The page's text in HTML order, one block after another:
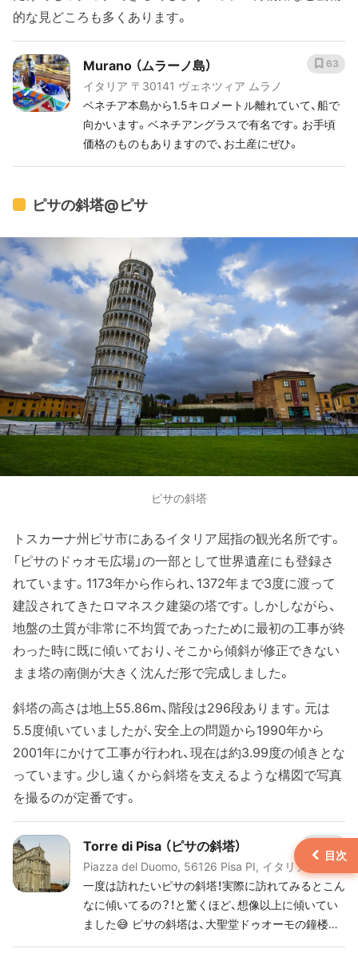
的な見どころも多くあります。
Murano （ムラーノ島）
イタリア 〒30141 ヴェネツィア ムラノ
ベネチア本島から1.5キロメートル離れていて、船で
向かいます。ベネチアングラスで有名です。お手頃
価格のものもありますので、お土産にぜひ。
63
ピサの斜塔@ピサ
ピサの斜塔
トスカーナ州ピサ市にあるイタリア屈指の観光名所です。
「ピサのドゥオモ広場」の一部として世界遺産にも登録さ
れています。1173年から作られ、1372年まで3度に渡って
建設されてきたロマネスク建築の塔です。しかしながら、
地盤の土質が非常に不均質であったために最初の工事が終
わった時に既に傾いており、そこから傾斜が修正できない
まま塔の南側が大きく沈んだ形で完成しました。
斜塔の高さは地上55.86m、階段は296段あります。元は
5.5度傾いていましたが、安全上の問題から1990年から
2001年にかけて工事が行われ、現在は約3.99度の傾きとな
っています。少し遠くから斜塔を支えるような構図で写真
を撮るのが定番です。
Torre di Pisa （ピサの斜塔）
Piazza del Duomo, 56126 Pisa PI, イタリア
一度は訪れたいピサの斜塔！実際に訪れてみるとこん
なに傾いてるの？！と驚くほど、想像以上に傾いてい
ました😅 ピサの斜塔は、大聖堂ドゥオーモの鐘楼と